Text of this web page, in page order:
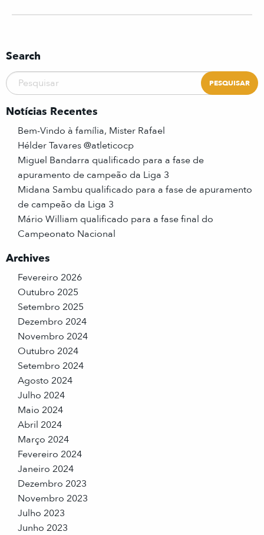
Search
Notícias Recentes
Bem-Vindo à família, Mister Rafael
Hélder Tavares @atleticocp
Miguel Bandarra qualificado para a fase de
apuramento de campeão da Liga 3
Midana Sambu qualificado para a fase de apuramento
de campeão da Liga 3
Mário William qualificado para a fase final do
Campeonato Nacional
Archives
Fevereiro 2026
Outubro 2025
Setembro 2025
Dezembro 2024
Novembro 2024
Outubro 2024
Setembro 2024
Agosto 2024
Julho 2024
Maio 2024
Abril 2024
Março 2024
Fevereiro 2024
Janeiro 2024
Dezembro 2023
Novembro 2023
Julho 2023
Junho 2023